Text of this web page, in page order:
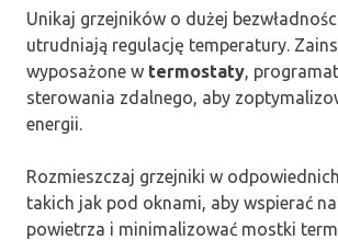
Unikaj grzejników o dużej
utrudniają regulację temperatury.
wyposażone w termostaty ,
sterowania zdalnego, aby
energii.
Rozmieszczaj grzejniki w
takich jak pod oknami, aby wspierać
powietrza i minimalizować mostki